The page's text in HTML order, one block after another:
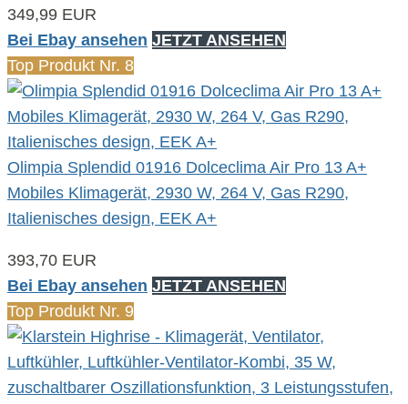
349,99 EUR
Bei Ebay ansehen JETZT ANSEHEN
Top Produkt Nr. 8
Olimpia Splendid 01916 Dolceclima Air Pro 13 A+
Mobiles Klimagerät, 2930 W, 264 V, Gas R290,
Italienisches design, EEK A+
393,70 EUR
Bei Ebay ansehen JETZT ANSEHEN
Top Produkt Nr. 9